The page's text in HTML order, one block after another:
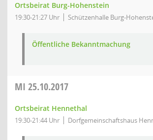
Ortsbeirat Burg-Hohenstein
19:30-21:27 Uhr Schützenhalle Burg-
Öffentliche Bekanntmachung
MI 25.10.2017
Ortsbeirat Hennethal
19:30-21:44 Uhr Dorfgemeinschaftshaus